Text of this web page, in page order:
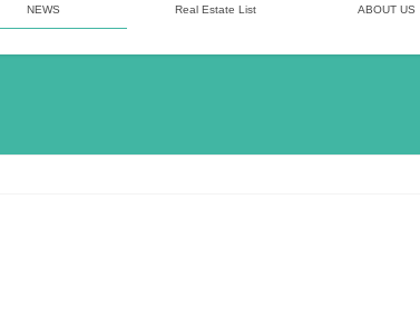
NEWS Real Estate List ABOUT US